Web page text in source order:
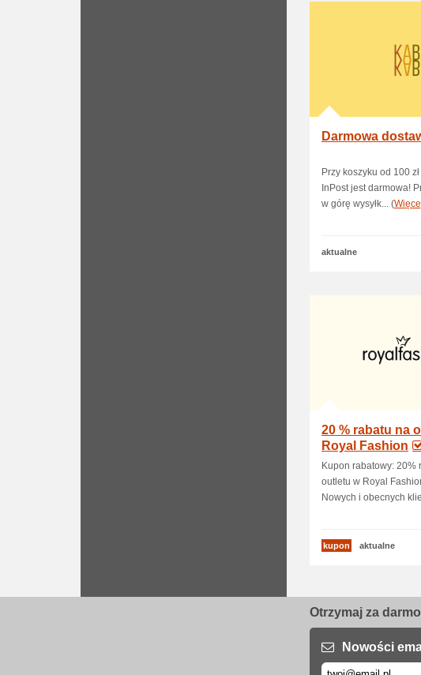
Darmowa
Przy koszyku od 100
InPost jest darmowa!
w górę wysyłk... (
aktualne
20 % rabatu na
Royal Fashion
Kupon rabatowy: 20%
outletu w Royal
Nowych i obecnych
kupon aktualne
Otrzymaj za
Nowości